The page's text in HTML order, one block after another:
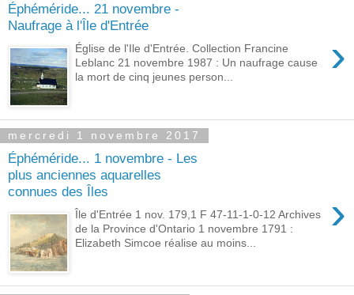
Éphéméride... 21 novembre -
Naufrage à l'Île d'Entrée
›
Église de l'Ile d'Entrée. Collection Francine
Leblanc 21 novembre 1987 : Un naufrage cause
la mort de cinq jeunes person...
mercredi 1 novembre 2017
Éphéméride... 1 novembre - Les
plus anciennes aquarelles
connues des Îles
›
Île d'Entrée 1 nov. 179,1 F 47-11-1-0-12 Archives
de la Province d'Ontario 1 novembre 1791 :
Elizabeth Simcoe réalise au moins...